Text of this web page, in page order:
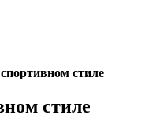
стиле
стиле